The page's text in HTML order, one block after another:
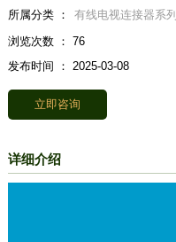
所属分类 ：
有线电视连接器系列
浏览次数 ： 76
发布时间 ： 2025-03-08
立即咨询
详细介绍